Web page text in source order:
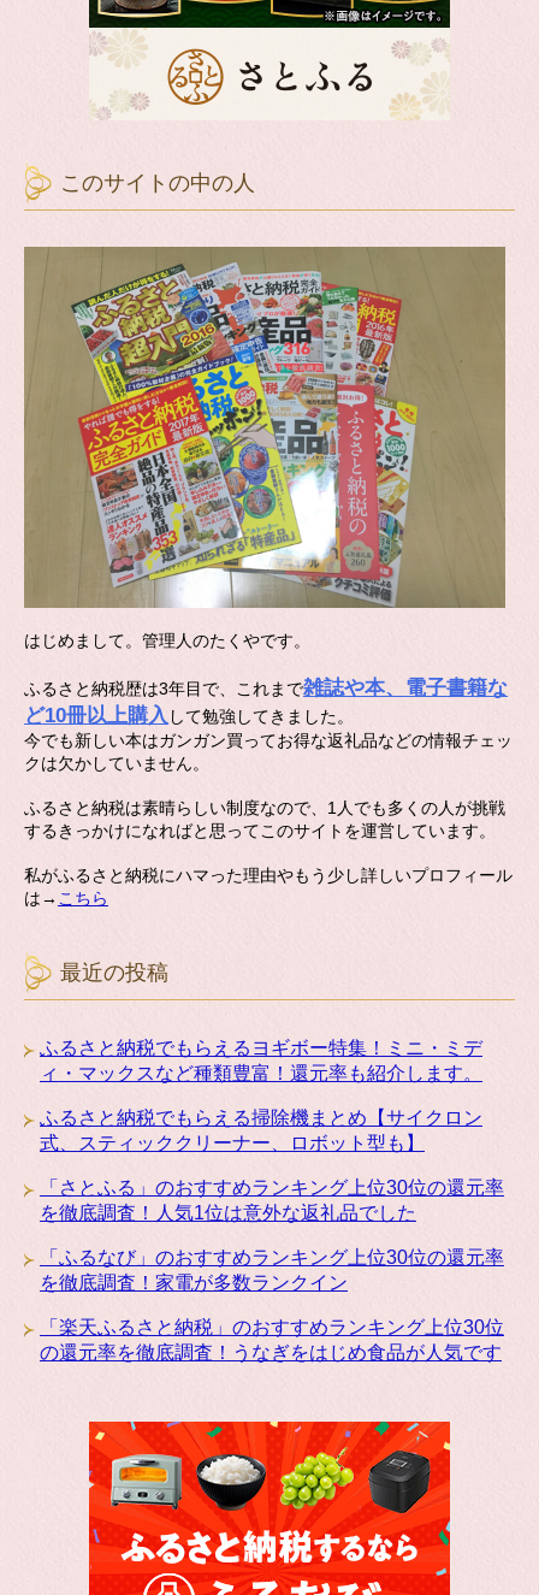
このサイトの中の人
はじめまして。管理人のたくやです。
ふるさと納税歴は3年目で、これまで雑誌や本、電子書籍な
ど10冊以上購入 して勉強してきました。
今でも新しい本はガンガン買ってお得な返礼品などの情報チェッ
クは欠かしていません。
ふるさと納税は素晴らしい制度なので、1人でも多くの人が挑戦
するきっかけになればと思ってこのサイトを運営しています。
私がふるさと納税にハマった理由やもう少し詳しいプロフィール
は→ こちら
最近の投稿
ふるさと納税でもらえるヨギボー特集！ミニ・ミデ
ィ・マックスなど種類豊富！還元率も紹介します。
ふるさと納税でもらえる掃除機まとめ【サイクロン
式、スティッククリーナー、ロボット型も】
「さとふる」のおすすめランキング上位30位の還元率
を徹底調査！人気1位は意外な返礼品でした
「ふるなび」のおすすめランキング上位30位の還元率
を徹底調査！家電が多数ランクイン
「楽天ふるさと納税」のおすすめランキング上位30位
の還元率を徹底調査！うなぎをはじめ食品が人気です